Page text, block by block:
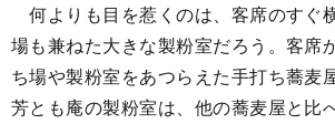
何よりも目を惹くのは、客席のすぐ
場も兼ねた大きな製粉室だろう。客席
ち場や製粉室をあつらえた手打ち蕎麦
芳とも庵の製粉室は、他の蕎麦屋と比